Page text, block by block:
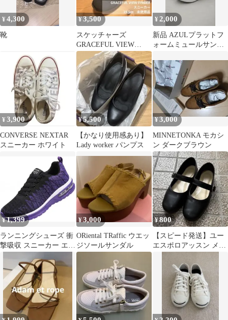
¥4,300
靴
¥3,500
スケッチャーズ
GRACEFUL VIEW
FINDER スニーカー
23.5㎝
¥ 2,000
新品 AZULプラットフ
ォームミュールサンダ
¥ 3,900
CONVERSE NEXTAR
スニーカー ホワイト
¥5,500
【かなり使用感あり】
Lady worker パンプス
¥3,000
MINNETONKA モカシ
ン ダークブラウン
¥1,399
ランニングシューズ 衝
撃吸収 スニーカー エア
¥3,000
ORiental TRaffic ウエッ
ジソールサンダル
¥800
【スピード発送】ユー
エスポロアッスン メリ
ューズ M